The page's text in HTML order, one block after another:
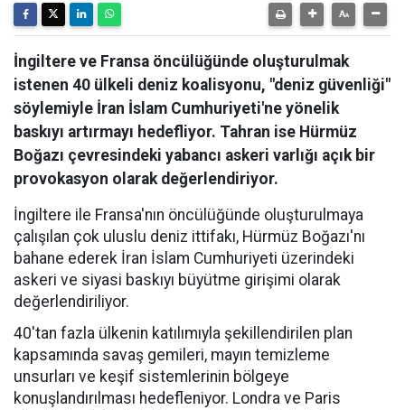
İngiltere ve Fransa öncülüğünde oluşturulmak
istenen 40 ülkeli deniz koalisyonu, "deniz güvenliği"
söylemiyle İran İslam Cumhuriyeti'ne yönelik
baskıyı artırmayı hedefliyor. Tahran ise Hürmüz
Boğazı çevresindeki yabancı askeri varlığı açık bir
provokasyon olarak değerlendiriyor.
İngiltere ile Fransa'nın öncülüğünde oluşturulmaya
çalışılan çok uluslu deniz ittifakı, Hürmüz Boğazı'nı
bahane ederek İran İslam Cumhuriyeti üzerindeki
askeri ve siyasi baskıyı büyütme girişimi olarak
değerlendiriliyor.
40'tan fazla ülkenin katılımıyla şekillendirilen plan
kapsamında savaş gemileri, mayın temizleme
unsurları ve keşif sistemlerinin bölgeye
konuşlandırılması hedefleniyor. Londra ve Paris